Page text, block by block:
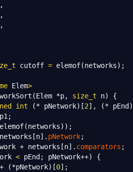
,
,
,
cutoff =elemof(networks) ;
Elem>
(Elem *p, size_t n)
{
int (* pNetwork) [2] , (* pEnd )
p1;
(networks) ) ;
[n] . pNetwork;
+networks [n] . comparators ;
<pEnd ; pNetwork++)
{
+ (*pNetwork) [0] ;